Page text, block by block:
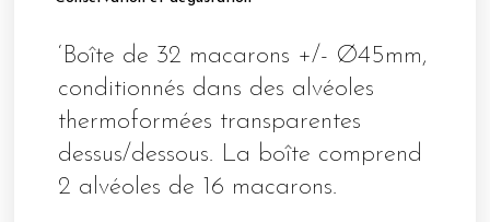
‘Boîte de 32 macarons +/- Ø45mm,
conditionnés dans des alvéoles
thermoformées transparentes
dessus/dessous. La boîte comprend
2 alvéoles de 16 macarons.